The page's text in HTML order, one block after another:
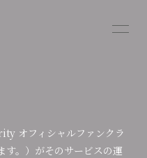
オフィシャルファンクラ
す。）がそのサービスの運